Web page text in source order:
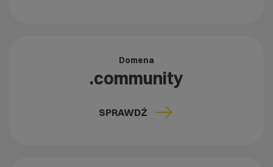
Domena
.community
SPRAWDŹ